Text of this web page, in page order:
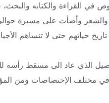
في القراءة والكتابه
حياتهم حتى لا تنساهم
الذي عاد الى مسقط رأسه
مختلف الإختصاصات ومن